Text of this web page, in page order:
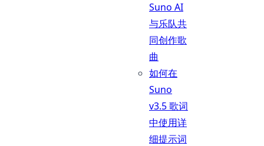
Suno AI
与乐队共
同创作歌
曲
如何在
Suno
v3.5 歌词
中使用详
细提示词